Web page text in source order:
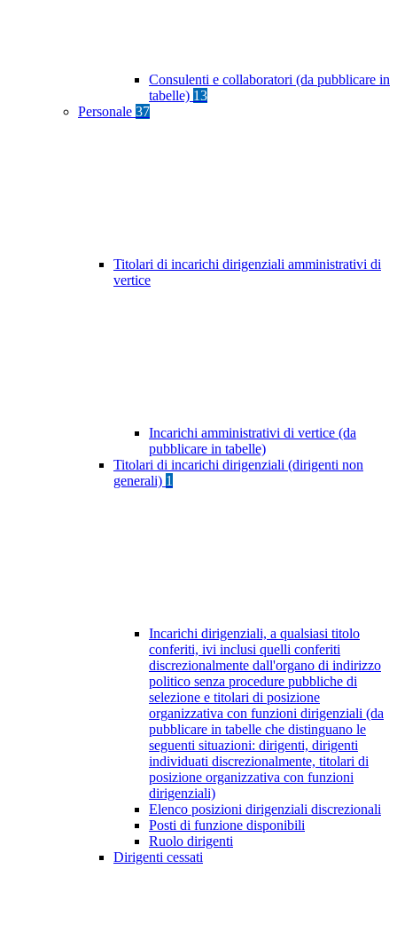
Consulenti e collaboratori (da pubblicare in
tabelle) 13
Personale 37
Titolari di incarichi dirigenziali amministrativi di
vertice
Incarichi amministrativi di vertice (da
pubblicare in tabelle)
Titolari di incarichi dirigenziali (dirigenti non
generali) 1
Incarichi dirigenziali, a qualsiasi titolo
conferiti, ivi inclusi quelli conferiti
discrezionalmente dall'organo di indirizzo
politico senza procedure pubbliche di
selezione e titolari di posizione
organizzativa con funzioni dirigenziali (da
pubblicare in tabelle che distinguano le
seguenti situazioni: dirigenti, dirigenti
individuati discrezionalmente, titolari di
posizione organizzativa con funzioni
dirigenziali)
Elenco posizioni dirigenziali discrezionali
Posti di funzione disponibili
Ruolo dirigenti
Dirigenti cessati